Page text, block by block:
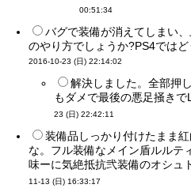
00:51:34
バグで装備が消えてしまい
のやり方でしょうか?PS4では
2016-10-23 (日) 22:14:02
解決しました。全部押
もダメで最後の悪足掻き
23 (日) 22:42:11
装備品しっかり付けたまま
な。フル装備なメイン盾ルルテ
味ーに気絶抵抗弐装備のオシ
11-13 (日) 16:33:17